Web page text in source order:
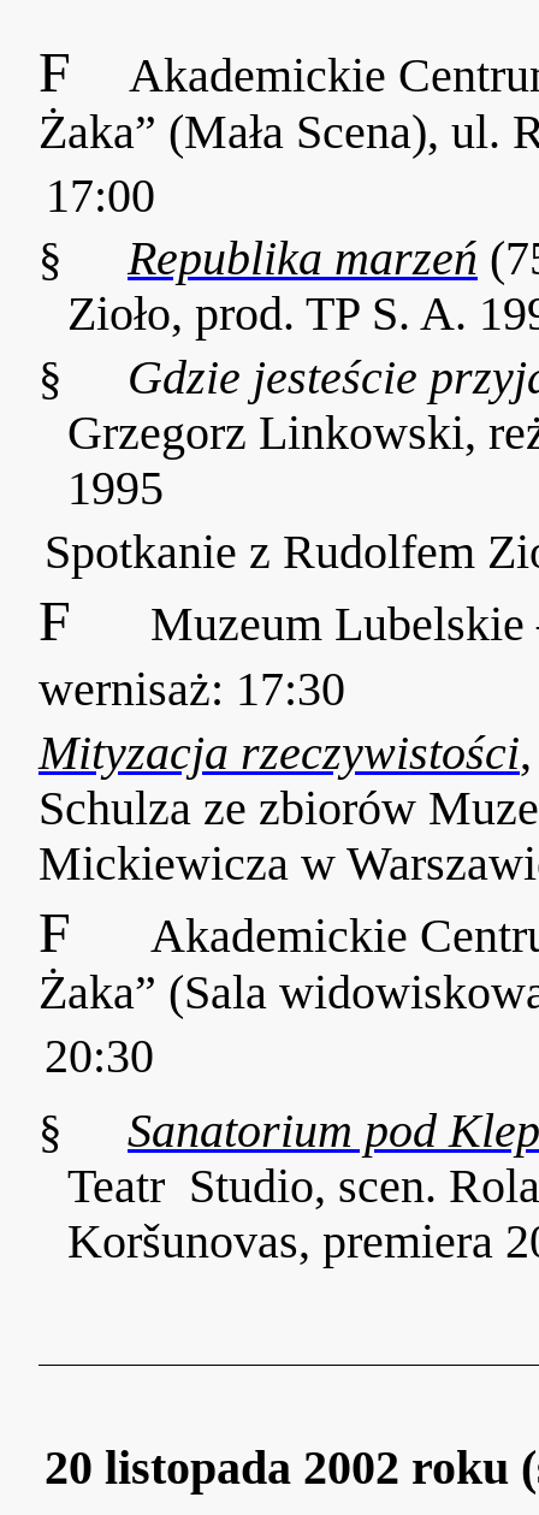
F
Akademickie
Żaka” (Mała Scena), ul.
17:00
§ Republika marzeń
Zioło, prod. TP S. A.
§
Gdzie jesteście
Grzegorz Linkowski,
1995
Spotkanie z Rudolfem
F
Muzeum
wernisaż: 17:30
Mityzacja rzeczywistości
Schulza ze zbiorów
Mickiewicza w
F
Akademickie
Żaka” (Sala
20:30
§
Sanatorium pod
Teatr Studio, scen.
Koršunovas, premiera
20 listopada 2002 roku